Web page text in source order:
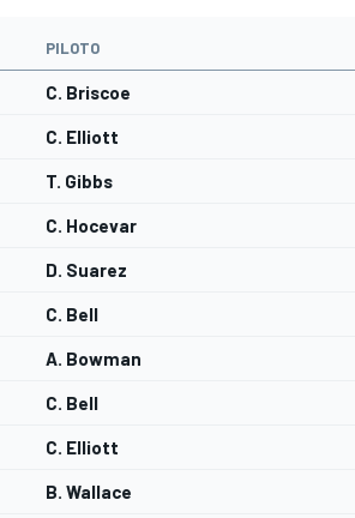
PILOTO
C. Briscoe
C. Elliott
T. Gibbs
C. Hocevar
D. Suarez
C. Bell
A. Bowman
C. Bell
C. Elliott
B. Wallace